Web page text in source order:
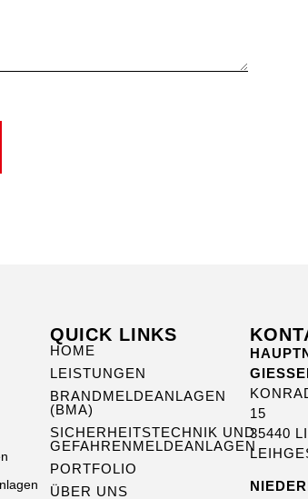
QUICK LINKS
HOME
LEISTUNGEN
BRANDMELDEANLAGEN
(BMA)
SICHERHEITSTECHNIK UND
GEFAHRENMELDEANLAGEN
PORTFOLIO
ÜBER UNS
15
35440